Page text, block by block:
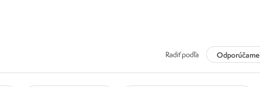
Radiť podľa Odporúčame